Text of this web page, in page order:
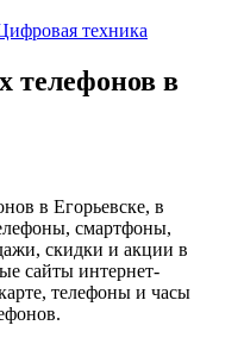
техника
телефонов в
в Егорьевске, в
смартфоны,
скидки и акции в
сайты интернет-
телефоны и часы